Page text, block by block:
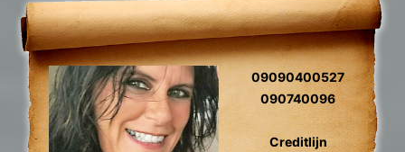
09090400527
090740096
Creditlijn